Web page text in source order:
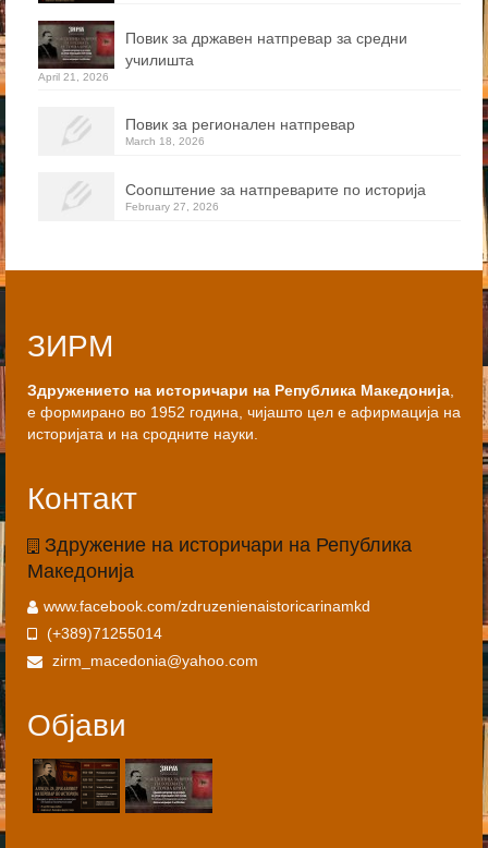
Повик за државен натпревар за средни
училишта
April 21, 2026
Повик за регионален натпревар
March 18, 2026
Соопштение за натпреварите по историја
February 27, 2026
ЗИРМ
Здружението на историчари на Република Македонија
е формирано во 1952 година, чијашто цел е афирмација на
историјата и на сродните науки.
Контакт
Здружение на историчари на Република
Македонија
www.facebook.com/zdruzenienaistoricarinamkd
(+389)71255014
zirm_macedonia@yahoo.com
Објави